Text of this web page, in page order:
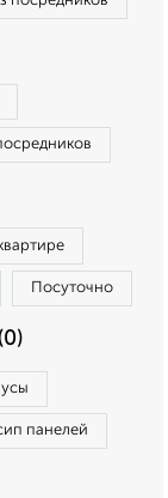
Посуточно
панелей